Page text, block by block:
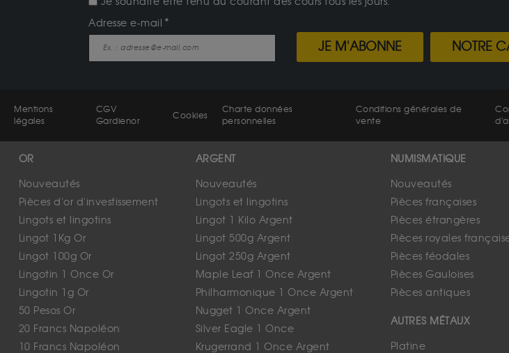
Adresse e-mail
JE M'ABONNE NOTRE
Mentions
légales
CGV
Gardienor
Cookies
Charte données
personnelles
Conditions générales de
vente
OR
Nouveautés
Pièces d'or d'investissement
Lingots et lingotins
Lingot 1Kg Or
Lingot 100g Or
Lingotin 1 Once Or
Lingotin 1g Or
50 Pesos Or
20 Francs Napoléon
10 Francs Napoléon
ARGENT
Nouveautés
Lingots et lingotins
Lingot 1 Kilo Argent
Lingot 500g Argent
Lingot 250g Argent
Maple Leaf 1 Once Argent
Philharmonique 1 Once Argent
Nugget 1 Once Argent
Silver Eagle 1 Once
Krugerrand 1 Once Argent
NUMISMATIQUE
Nouveautés
Pièces françaises
Pièces étrangères
Pièces royales
Pièces féodales
Pièces Gauloises
Pièces antiques
AUTRES MÉTAUX
Platine